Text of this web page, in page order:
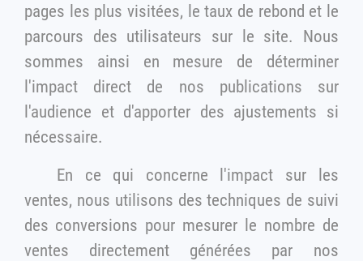
pages les plus visitées, le taux de rebond et le
parcours des utilisateurs sur le site. Nous
sommes ainsi en mesure de déterminer
l'impact direct de nos publications sur
l'audience et d'apporter des ajustements si
nécessaire.
En ce qui concerne l'impact sur les
ventes, nous utilisons des techniques de suivi
des conversions pour mesurer le nombre de
ventes directement générées par nos